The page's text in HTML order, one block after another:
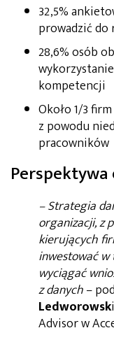
32,5%
prowadzić
28,6% osób
kompetencji
Około 1/3
z powodu
pracowników
– Strategia
organizacji, z
kierujących
inwestować
wyciągać
z danych–
Ledworowsk
Advisor w